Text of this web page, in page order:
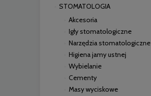
STOMATOLOGIA
Akcesoria
Igły stomatologiczne
Narzędzia stomatologiczne
Higiena jamy ustnej
Wybielanie
Cementy
Masy wyciskowe